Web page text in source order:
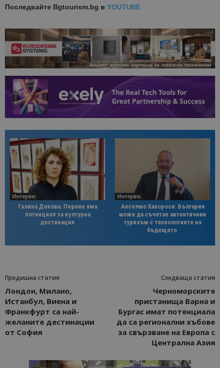
Последвайте Bgtourism.bg в YOUTUBE
Интервю
Галина Декова: Перник има
потенциал за културна
дестинация
Интервю
Анселмо Капороси: България
може да съчетае автентичния
туризъм с технологиите на
бъдещето
Предишна статия
Лондон, Милано,
Истанбул, Виена и
Франкфурт са най-
желаните дестинации
от София
Следваща статия
Черноморските
пристанища Варна и
Бургас имат потенциала
да са регионални хъбове
за свързване на Европа с
Централна Азия